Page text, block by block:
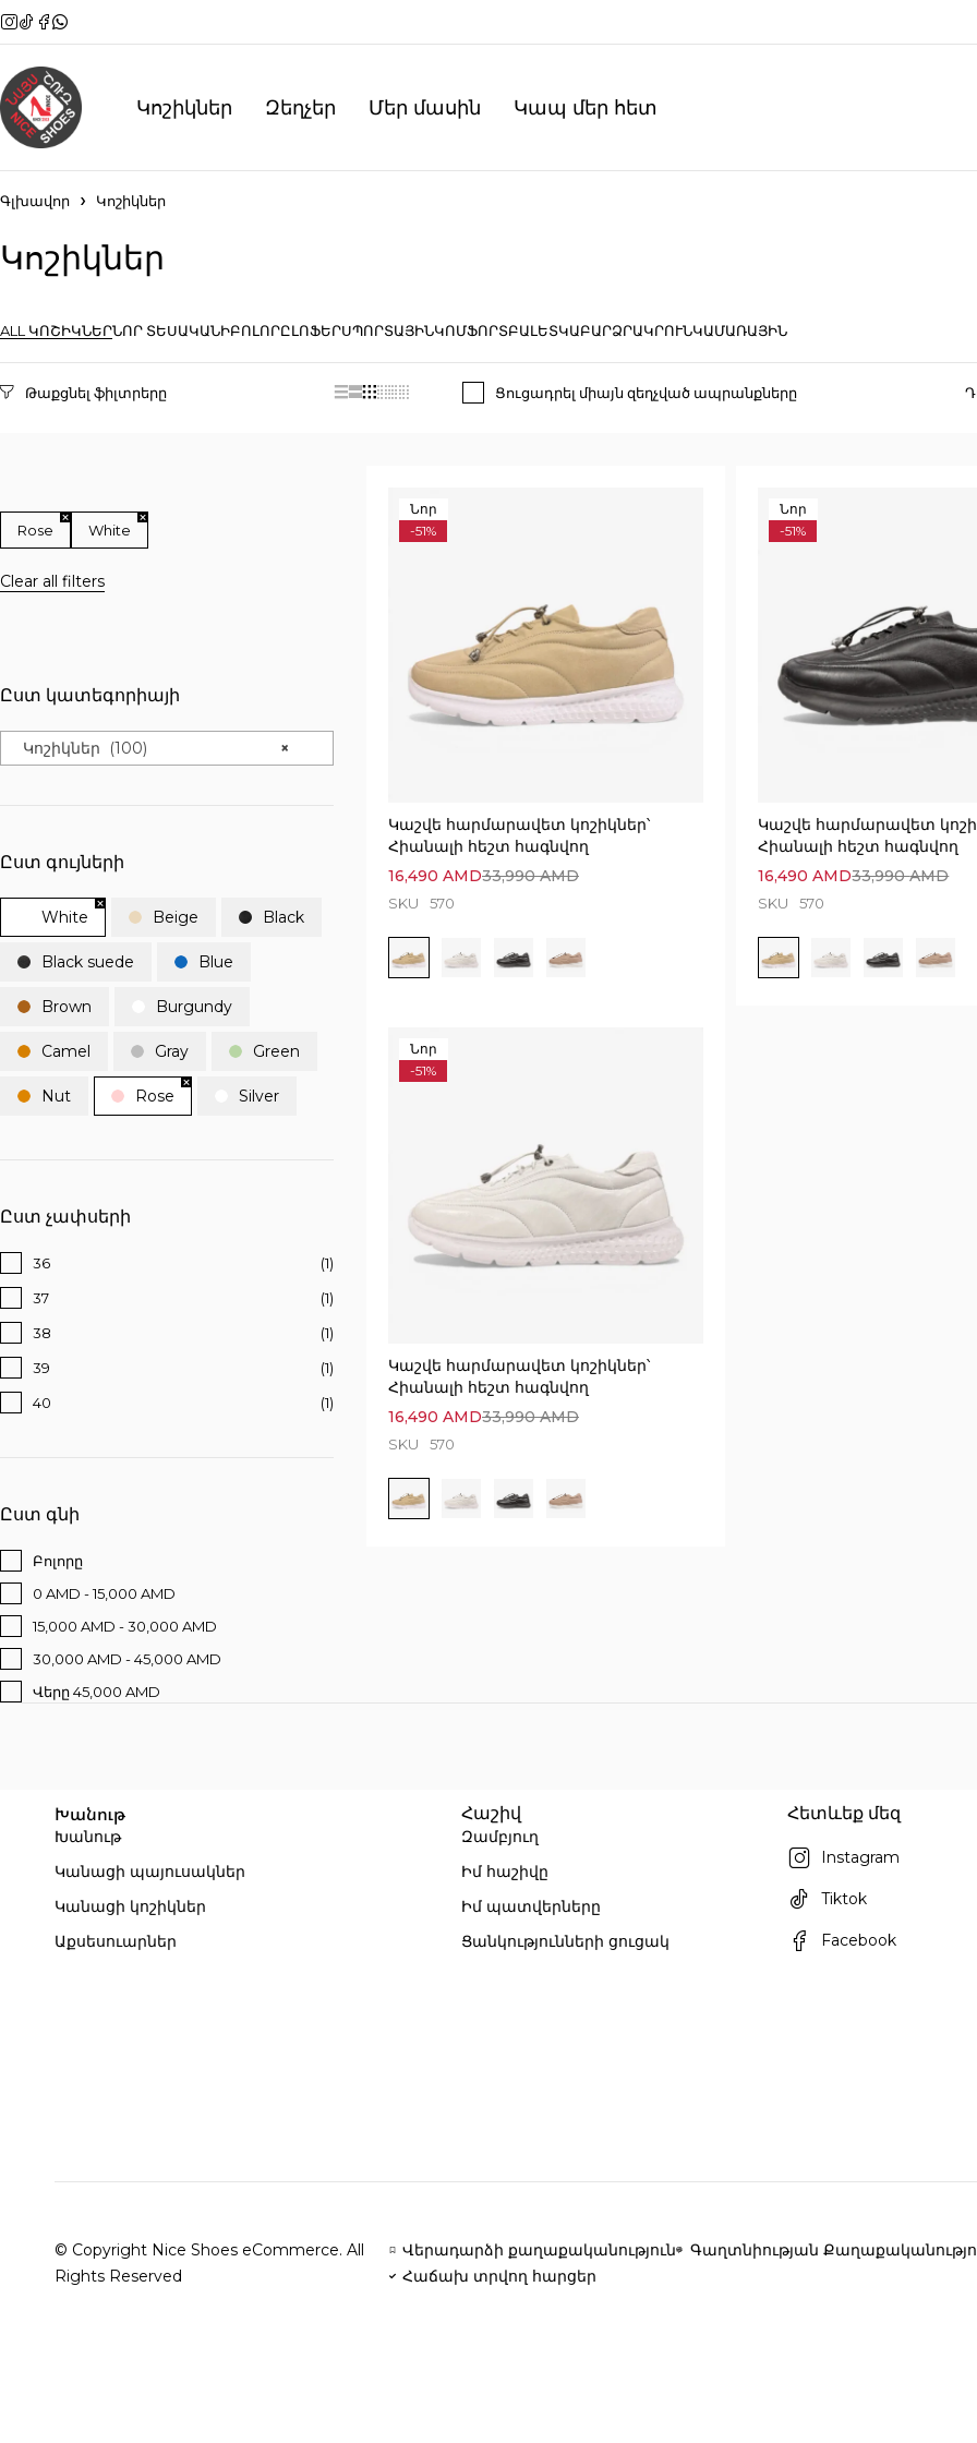
Կոշիկներ Զեղչեր Մեր մասին Կապ մեր հետ
Գլխավոր Կոշիկներ
Կոշիկներ
ALL ԿՈՇԻԿՆԵՐՆՈՐ ՏԵՍԱԿԱՆԻԲՈԼՈՐԸԼՈՖԵՐՍՊՈՐՏԱՅԻՆԿՈՄՖՈՐՏԲԱԼԵՏԿԱԲԱՐՁՐԱԿՐՈՒՆԿԱՄԱՌԱՅԻՆ
Ցուցադրել միայն զեղչված ապրանքները
Rose White
Clear all filters
Ըստ կատեգորիայի
×
Կոշիկներ (100)
Ըստ գույների
White Beige Black
Black suede Blue
Brown Burgundy
Camel Gray Green
Nut Rose Silver
Ըստ չափսերի
36
(1)
37
(1)
38
(1)
39
(1)
40
(1)
Ըստ գնի
Բոլորը
0 AMD - 15,000 AMD
15,000 AMD - 30,000 AMD
30,000 AMD - 45,000 AMD
Վերը 45,000 AMD
Նոր
-51%
Կաշվե հարմարավետ կոշիկներ՝
Հիանալի հեշտ հագնվող
33,990AMD
16,490 AMD
SKU 570
Նոր
-51%
Կաշվե հարմարավետ
Հիանալի հեշտ հագնվող
33,990AMD
16,490AMD
SKU 570
Նոր
-51%
Կաշվե հարմարավետ կոշիկներ՝
Հիանալի հեշտ հագնվող
33,990AMD
16,490 AMD
SKU 570
Խանութ
Խանութ
Կանացի պայուսակներ
Կանացի կոշիկներ
Աքսեսուարներ
Հաշիվ
Զամբյուղ
Իմ հաշիվը
Իմ պատվերները
Ցանկությունների ցուցակ
Հետևեք մեզ
Instagram
Tiktok
Facebook
© Copyright Nice Shoes eCommerce. All
Rights Reserved
Վերադարձի քաղաքականություն
Գաղտնիության
Հաճախ տրվող հարցեր